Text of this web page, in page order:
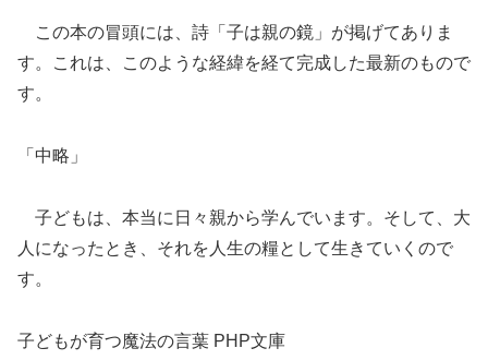
この本の冒頭には、詩「子は親の鏡」が掲げてありま
す。これは、このような経緯を経て完成した最新のもので
す。
「中略」
子どもは、本当に日々親から学んでいます。そして、大
人になったとき、それを人生の糧として生きていくので
す。
子どもが育つ魔法の言葉 PHP文庫